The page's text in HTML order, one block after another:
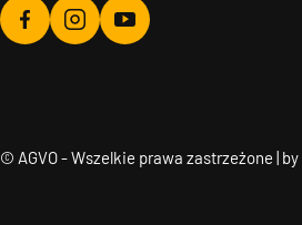
Agvo
Agvo
Agvo
© AGVO - Wszelkie prawa zastrzeżone | by